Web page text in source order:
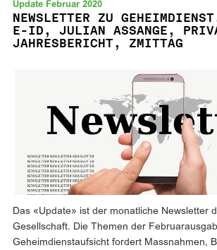
Update Februar 2020
NEWSLETTER ZU
E-ID, JULIAN ASSANGE,
JAHRESBERICHT, ZMITTAG
Das «Update» ist der monatliche Newsletter
Gesellschaft. Die Themen der
Geheimdienstaufsicht fordert Massnahmen,